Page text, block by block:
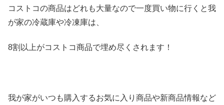
コストコの商品はどれも大量なので一度買い物に行くと我
が家の冷蔵庫や冷凍庫は、
8割以上がコストコ商品で埋め尽くされます！
我が家がいつも購入するお気に入り商品や新商品情報など